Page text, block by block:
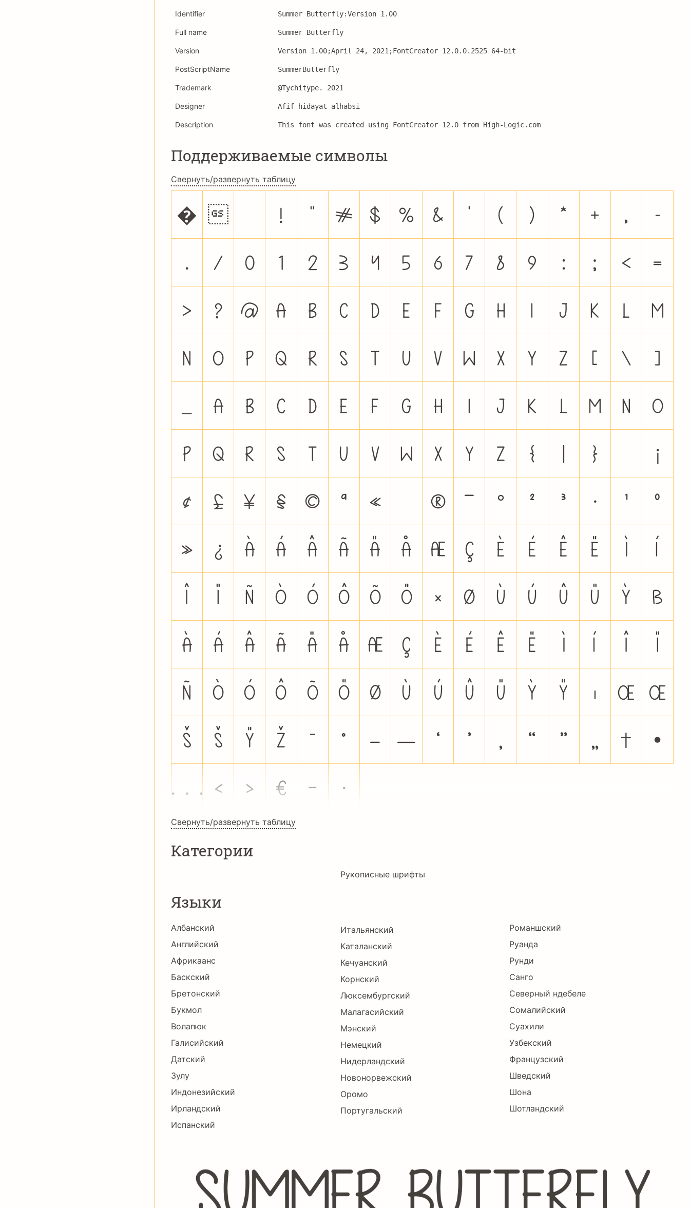
Identifier Summer Butterfly:Version 1.00
Full name Summer Butterfly
Version Version 1.00;April 24, 2021;FontCreator 12.0.0.2525 64-bit
PostScriptName SummerButterfly
Trademark @Tychitype. 2021
Designer Afif hidayat alhabsi
Description This font was created using FontCreator 12.0 from High-Logic.com
Поддерживаемые символы
Свернуть/развернуть таблицу
� ! " # $ % & ' ( ) * + ,
-
.
/ 0 1 2 3 4 5 6 7 8 9 : ; <
=
>
? @ A B C D E F G H I J K L
M
N
O P Q R S T U V W X Y Z [ \
]
a b c d e f g h i j k l m n
o
p
q r s t u v w x y z { | }
¡
¢
£ ¥ § © ª « ® ¯ ° ² ³ · ¹
º
»
¿ À Á Â Ã Ä Å Æ Ç È É Ê Ë Ì
Í
Î
Ï Ñ Ò Ó Ô Õ Ö × Ø Ù Ú Û Ü Ý
ß
à
á â ã ä å æ ç è é ê ë ì í î
ï
ñ
ò ó ô õ ö ø ù ú û ü ý ÿ ı Œ œ
Š
š Ÿ ž ̄ ̊ – — ‘ ’ ‚ “ ” „ †
•
… ‹ › € − ∙
Свернуть/развернуть таблицу
Категории
Рукописные шрифты
Языки
Албанский
Английский
Африкаанс
Баскский
Бретонский
Букмол
Волапюк
Галисийский
Датский
Зулу
Индонезийский
Ирландский
Испанский
Итальянский
Каталанский
Кечуанский
Корнский
Люксембургский
Малагасийский
Мэнский
Немецкий
Нидерландский
Новонорвежский
Оромо
Португальский
Романшский
Руанда
Рунди
Санго
Северный ндебеле
Сомалийский
Суахили
Узбекский
Французский
Шведский
Шона
Шотландский